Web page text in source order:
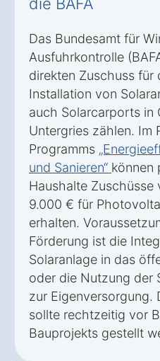
Das Bundesamt für
Ausfuhrkontrolle
direkten Zuschuss für
Installation von
auch Solarcarports in
Untergries zählen. Im
Programms
und Sanieren“ können
Haushalte Zuschüsse
9.000 € für
erhalten.
Förderung ist die
Solaranlage in das
oder die Nutzung der
zur Eigenversorgung.
sollte rechtzeitig vor
Bauprojekts gestellt